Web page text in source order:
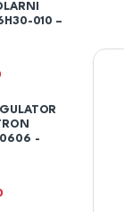
010 –
-